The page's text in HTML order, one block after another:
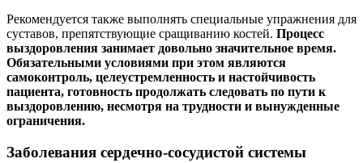
Рекомендуется также выполнять специальные упражнения для
суставов, препятствующие сращиванию костей. Процесс
выздоровления занимает довольно значительное время.
Обязательными условиями при этом являются
самоконтроль, целеустремленность и настойчивость
пациента, готовность продолжать следовать по пути к
выздоровлению, несмотря на трудности и вынужденные
ограничения.
Заболевания сердечно-сосудистой системы